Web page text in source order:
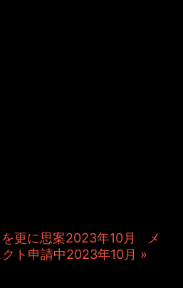
更に思案2023年10月
メ
ト申請中2023年10月 »